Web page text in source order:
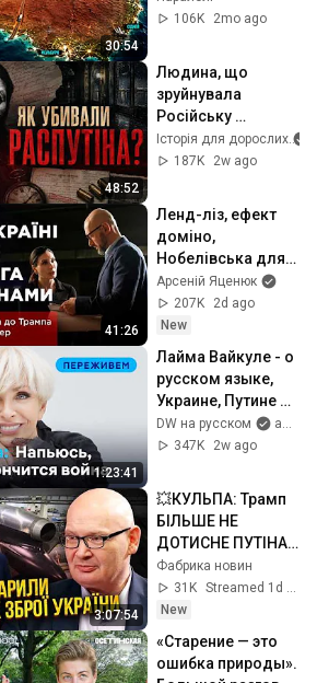
30:54
континенту?
106K
2mo ago
48:52
Людина, що
зруйнувала
Російську
Імперію: Хто такий
Распутін?
Історія для дорослих
187K
2w ago
41:26
Ленд-ліз, ефект
доміно,
Нобелівська для
Трампа, світ після
путіна, - #Яценюк
для
@LauraLoomered
Арсеній Яценюк
207K
2d ago
New
1:23:41
Лайма Вайкуле - о
русском языке,
Украине, Путине и
антидепрессантах
| #ArturOnTour
DW на русском
and Laima Rendezvous Jūrmala
347K
2w ago
3:07:54
💥КУЛЬПА: Трамп
БІЛЬШЕ НЕ
ДОТИСНЕ ПУТІНА!
Україна
ПЕРЕХОПИЛА
ПЕРЕВАГУ.
ЗІРВАВСЯ
Фабрика новин
31K
Streamed 1d ago
New
«Старение — это
ошибка природы».